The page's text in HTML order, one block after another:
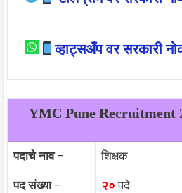
व्हाट्सअँप वर सरकारी
YMC PuneRecruitment
पदाचे नाव– शिक्षक
पद संख्या– २० पदे